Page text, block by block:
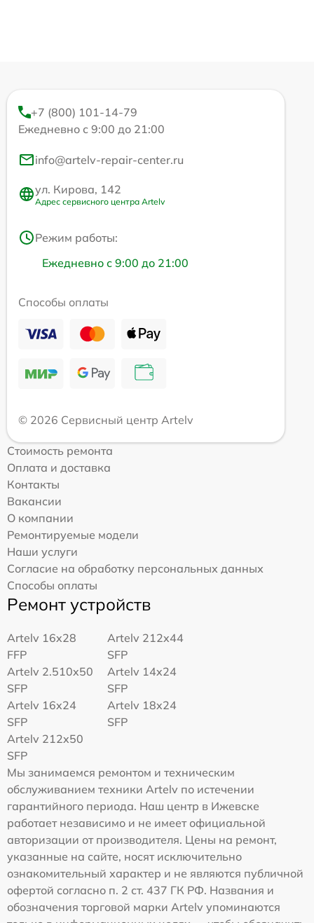
+7 (800) 101-14-79
Ежедневно с 9:00 до 21:00
info@artelv-repair-center.ru
ул. Кирова, 142
Адрес сервисного центра Artelv
Режим работы:
Ежедневно с 9:00 до 21:00
Способы оплаты
© 2026 Сервисный центр Artelv
Стоимость ремонта
Оплата и доставка
Контакты
Вакансии
О компании
Ремонтируемые модели
Наши услуги
Согласие на обработку персональных данных
Способы оплаты
Ремонт устройств
Artelv 16x28
FFP
Artelv 212x44
SFP
Artelv 2.510x50
SFP
Artelv 14x24
SFP
Artelv 16x24
SFP
Artelv 18x24
SFP
Artelv 212x50
SFP
Мы занимаемся ремонтом и техническим
обслуживанием техники Artelv по истечении
гарантийного периода. Наш центр в Ижевске
работает независимо и не имеет официальной
авторизации от производителя. Цены на ремонт,
указанные на сайте, носят исключительно
ознакомительный характер и не являются публичной
офертой согласно п. 2 ст. 437 ГК РФ. Названия и
обозначения торговой марки Artelv упоминаются